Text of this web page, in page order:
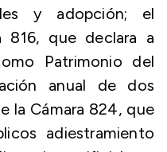
y adopción; el
816, que declara a
Patrimonio del
anual de dos
la Cámara 824, que
adiestramiento